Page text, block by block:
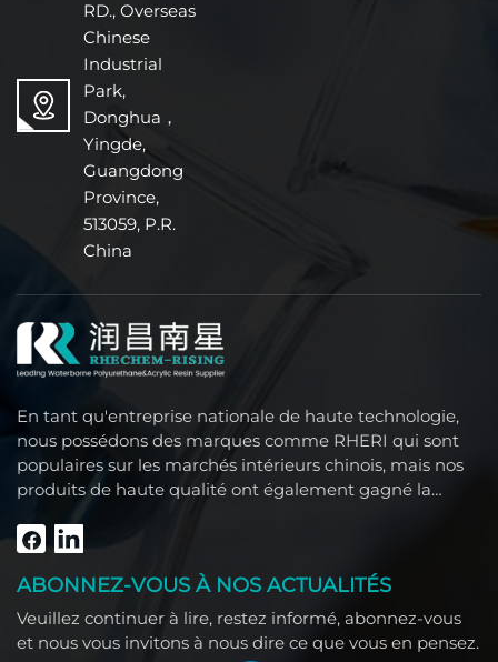
RD., Overseas
Chinese
Industrial
Park,
Donghua，
Yingde,
Guangdong
Province,
513059, P.R.
China
En tant qu'entreprise nationale de haute technologie,
nous possédons des marques comme RHERI qui sont
populaires sur les marchés intérieurs chinois, mais nos
produits de haute qualité ont également gagné la
confiance des clients étrangers comme l'Asie du Sud-
Est, le Moyen-Orient, l'Amérique du Sud, l'Afrique et
ABONNEZ-VOUS À NOS ACTUALITÉS
Veuillez continuer à lire, restez informé, abonnez-vous
et nous vous invitons à nous dire ce que vous en pensez.